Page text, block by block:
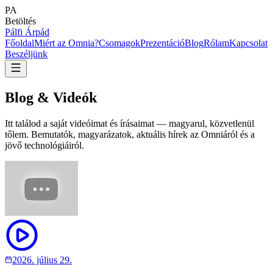
PA
Betöltés
Pálfi Árpád
FőoldalMiért az Omnia?CsomagokPrezentációBlogRólamKapcsolat
Beszéljünk
Blog & Videók
Itt találod a saját videóimat és írásaimat — magyarul, közvetlenül
tőlem. Bemutatók, magyarázatok, aktuális hírek az Omniáról és a
jövő technológiáiról.
2026. július 29.